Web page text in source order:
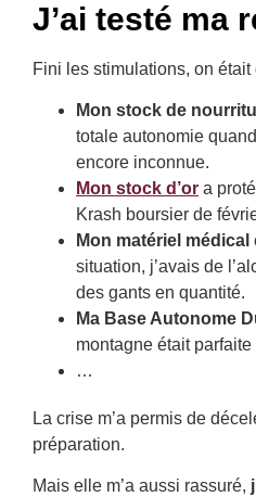
J’ai testé ma
Fini les stimulations, on était
Mon stock de
totale autonomie
encore inconnue.
Mon stock d’or a
Krash boursier de
Mon matériel médical
situation, j’avais de
des gants en quantité.
Ma Base Autonome
montagne était
…
La crise m’a permis de
préparation.
Mais elle m’a aussi rassuré,